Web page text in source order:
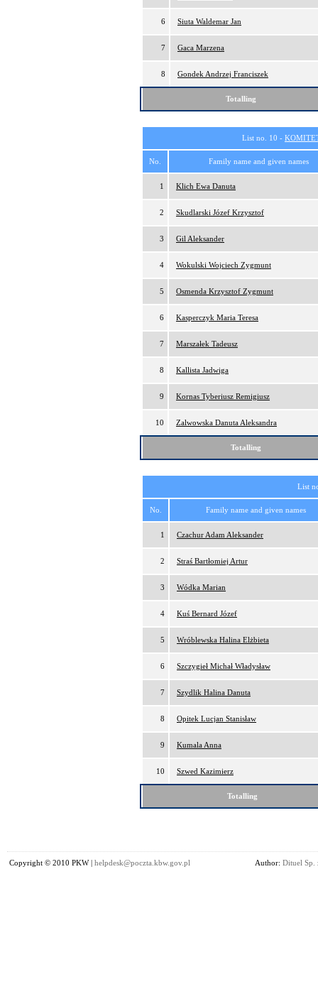
6 Siuta Waldemar Jan
7 Gaca Marzena
8 Gondek Andrzej Franciszek
Totalling
List no. 10 -
No. Family name and given names
1 Klich Ewa Danuta
2 Skudlarski Józef Krzysztof
3 Gil Aleksander
4 Wokulski Wojciech Zygmunt
5 Osmenda Krzysztof Zygmunt
6 Kasperczyk Maria Teresa
7 Marszałek Tadeusz
8 Kallista Jadwiga
9 Kornas Tyberiusz Remigiusz
10 Zalwowska Danuta Aleksandra
Totalling
List
No. Family name and given names
1 Czachur Adam Aleksander
2 Straś Bartłomiej Artur
3 Wódka Marian
4 Kuś Bernard Józef
5 Wróblewska Halina Elżbieta
6 Szczygieł Michał Władysław
7 Szydlik Halina Danuta
8 Opitek Lucjan Stanisław
9 Kumala Anna
10 Szwed Kazimierz
Totalling
Copyright © 2010 PKW | helpdesk@poczta.kbw.gov.pl Author: Dituel Sp.